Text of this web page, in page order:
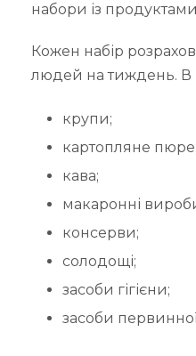
набори із
Кожен набір
людей на тиждень. В
крупи;
картопляне пюре;
кава;
макаронні
консерви;
солодощі;
засоби гігієни;
засоби